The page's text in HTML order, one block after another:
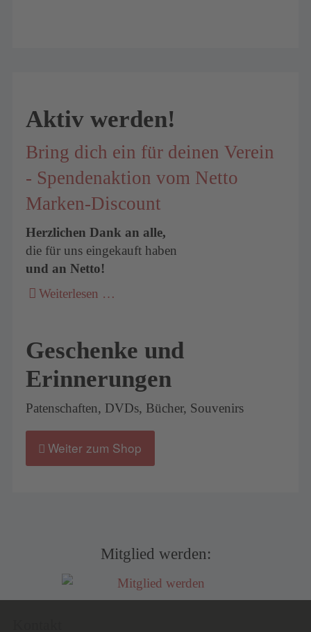
Aktiv werden!
Bring dich ein für deinen Verein
- Spendenaktion vom Netto
Marken-Discount
Herzlichen Dank an alle,
die für uns eingekauft haben
und an Netto!
Weiterlesen …
Geschenke und
Erinnerungen
Patenschaften, DVDs, Bücher, Souvenirs
Weiter zum Shop
Mitglied werden: